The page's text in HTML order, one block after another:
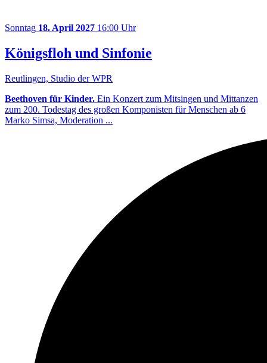
Sonntag 18. April 2027 16:00 Uhr
Königsfloh und Sinfonie
Reutlingen, Studio der WPR
Beethoven für Kinder. Ein Konzert zum Mitsingen und Mittanzen
zum 200. Todestag des großen Komponisten für Menschen ab 6
Marko Simsa, Moderation ...